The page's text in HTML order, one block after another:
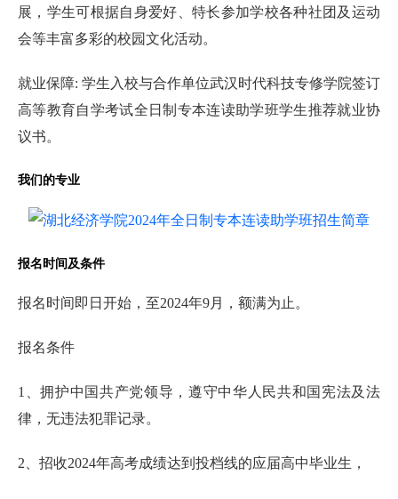
展，学生可根据自身爱好、特长参加学校各种社团及运动
会等丰富多彩的校园文化活动。
就业保障: 学生入校与合作单位武汉时代科技专修学院签订
高等教育自学考试全日制专本连读助学班学生推荐就业协
议书。
我们的专业
报名时间及条件
报名时间即日开始，至2024年9月，额满为止。
报名条件
1、拥护中国共产党领导，遵守中华人民共和国宪法及法
律，无违法犯罪记录。
2、招收2024年高考成绩达到投档线的应届高中毕业生，